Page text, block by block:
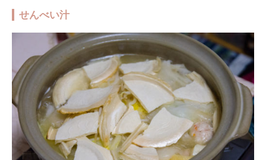
せんべい汁